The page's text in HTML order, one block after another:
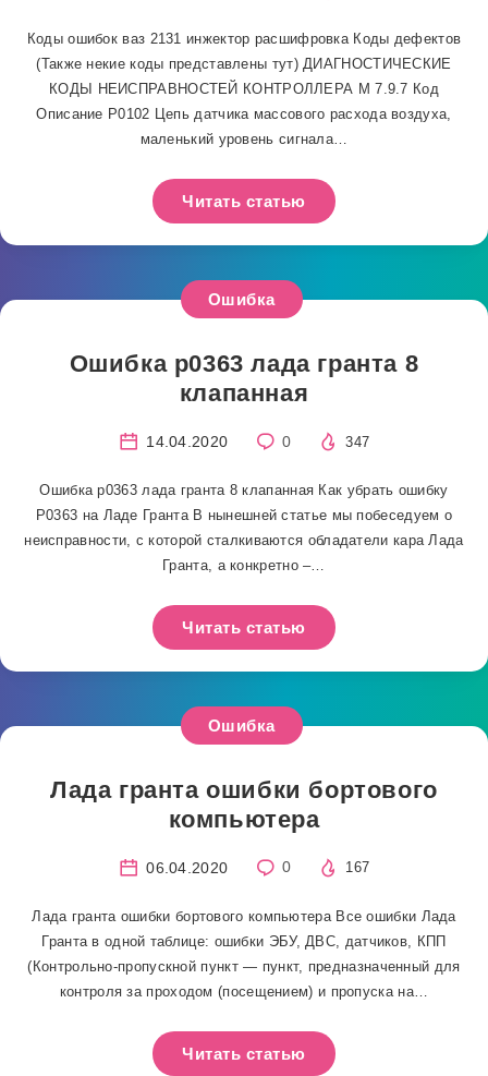
Коды ошибок ваз 2131 инжектор расшифровка Коды дефектов
(Также некие коды представлены тут) ДИАГНОСТИЧЕСКИЕ
КОДЫ НЕИСПРАВНОСТЕЙ КОНТРОЛЛЕРА М 7.9.7 Код
Описание P0102 Цепь датчика массового расхода воздуха,
маленький уровень сигнала…
Читать статью
Ошибка
Ошибка р0363 лада гранта 8
клапанная
14.04.2020 0 347
Ошибка р0363 лада гранта 8 клапанная Как убрать ошибку
Р0363 на Ладе Гранта В нынешней статье мы побеседуем о
неисправности, с которой сталкиваются обладатели кара Лада
Гранта, а конкретно –…
Читать статью
Ошибка
Лада гранта ошибки бортового
компьютера
06.04.2020 0 167
Лада гранта ошибки бортового компьютера Все ошибки Лада
Гранта в одной таблице: ошибки ЭБУ, ДВС, датчиков, КПП
(Контрольно-пропускной пункт — пункт, предназначенный для
контроля за проходом (посещением) и пропуска на…
Читать статью